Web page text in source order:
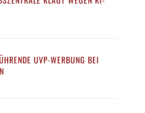
UVP-WERBUNG BEI